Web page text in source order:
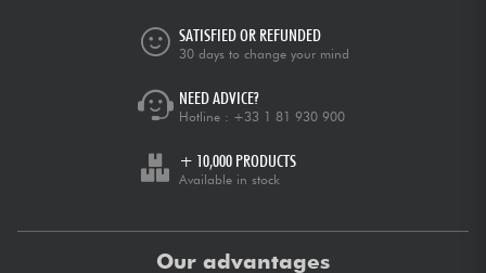
SATISFIED OR REFUNDED
30 days to change your mind
NEED ADVICE?
Hotline : +33 1 81 930 900
+ 10,000 PRODUCTS
Available in stock
Our advantages